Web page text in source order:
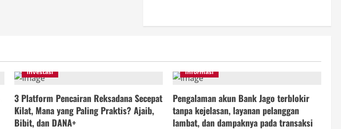
Investasi
3 Platform Pencairan Reksadana Secepat
Kilat, Mana yang Paling Praktis? Ajaib,
Bibit, dan DANA+
informasi
Pengalaman akun Bank Jago terblokir
tanpa kejelasan, layanan pelanggan
lambat, dan dampaknya pada transaksi